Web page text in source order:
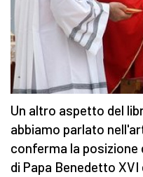
Un altro aspetto del
abbiamo parlato
conferma la posizione
di Papa Benedetto